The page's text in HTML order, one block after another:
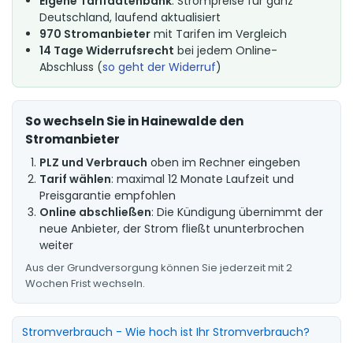
Deutschland, laufend aktualisiert
970 Stromanbieter mit Tarifen im Vergleich
14 Tage Widerrufsrecht bei jedem Online-
Abschluss (so geht der Widerruf)
So wechseln Sie in Hainewalde den
Stromanbieter
PLZ und Verbrauch oben im Rechner eingeben
Tarif wählen: maximal 12 Monate Laufzeit und
Preisgarantie empfohlen
Online abschließen: Die Kündigung übernimmt der
neue Anbieter, der Strom fließt ununterbrochen
weiter
Aus der Grundversorgung können Sie jederzeit mit 2
Wochen Frist wechseln.
Stromverbrauch - Wie hoch ist Ihr Stromverbrauch?